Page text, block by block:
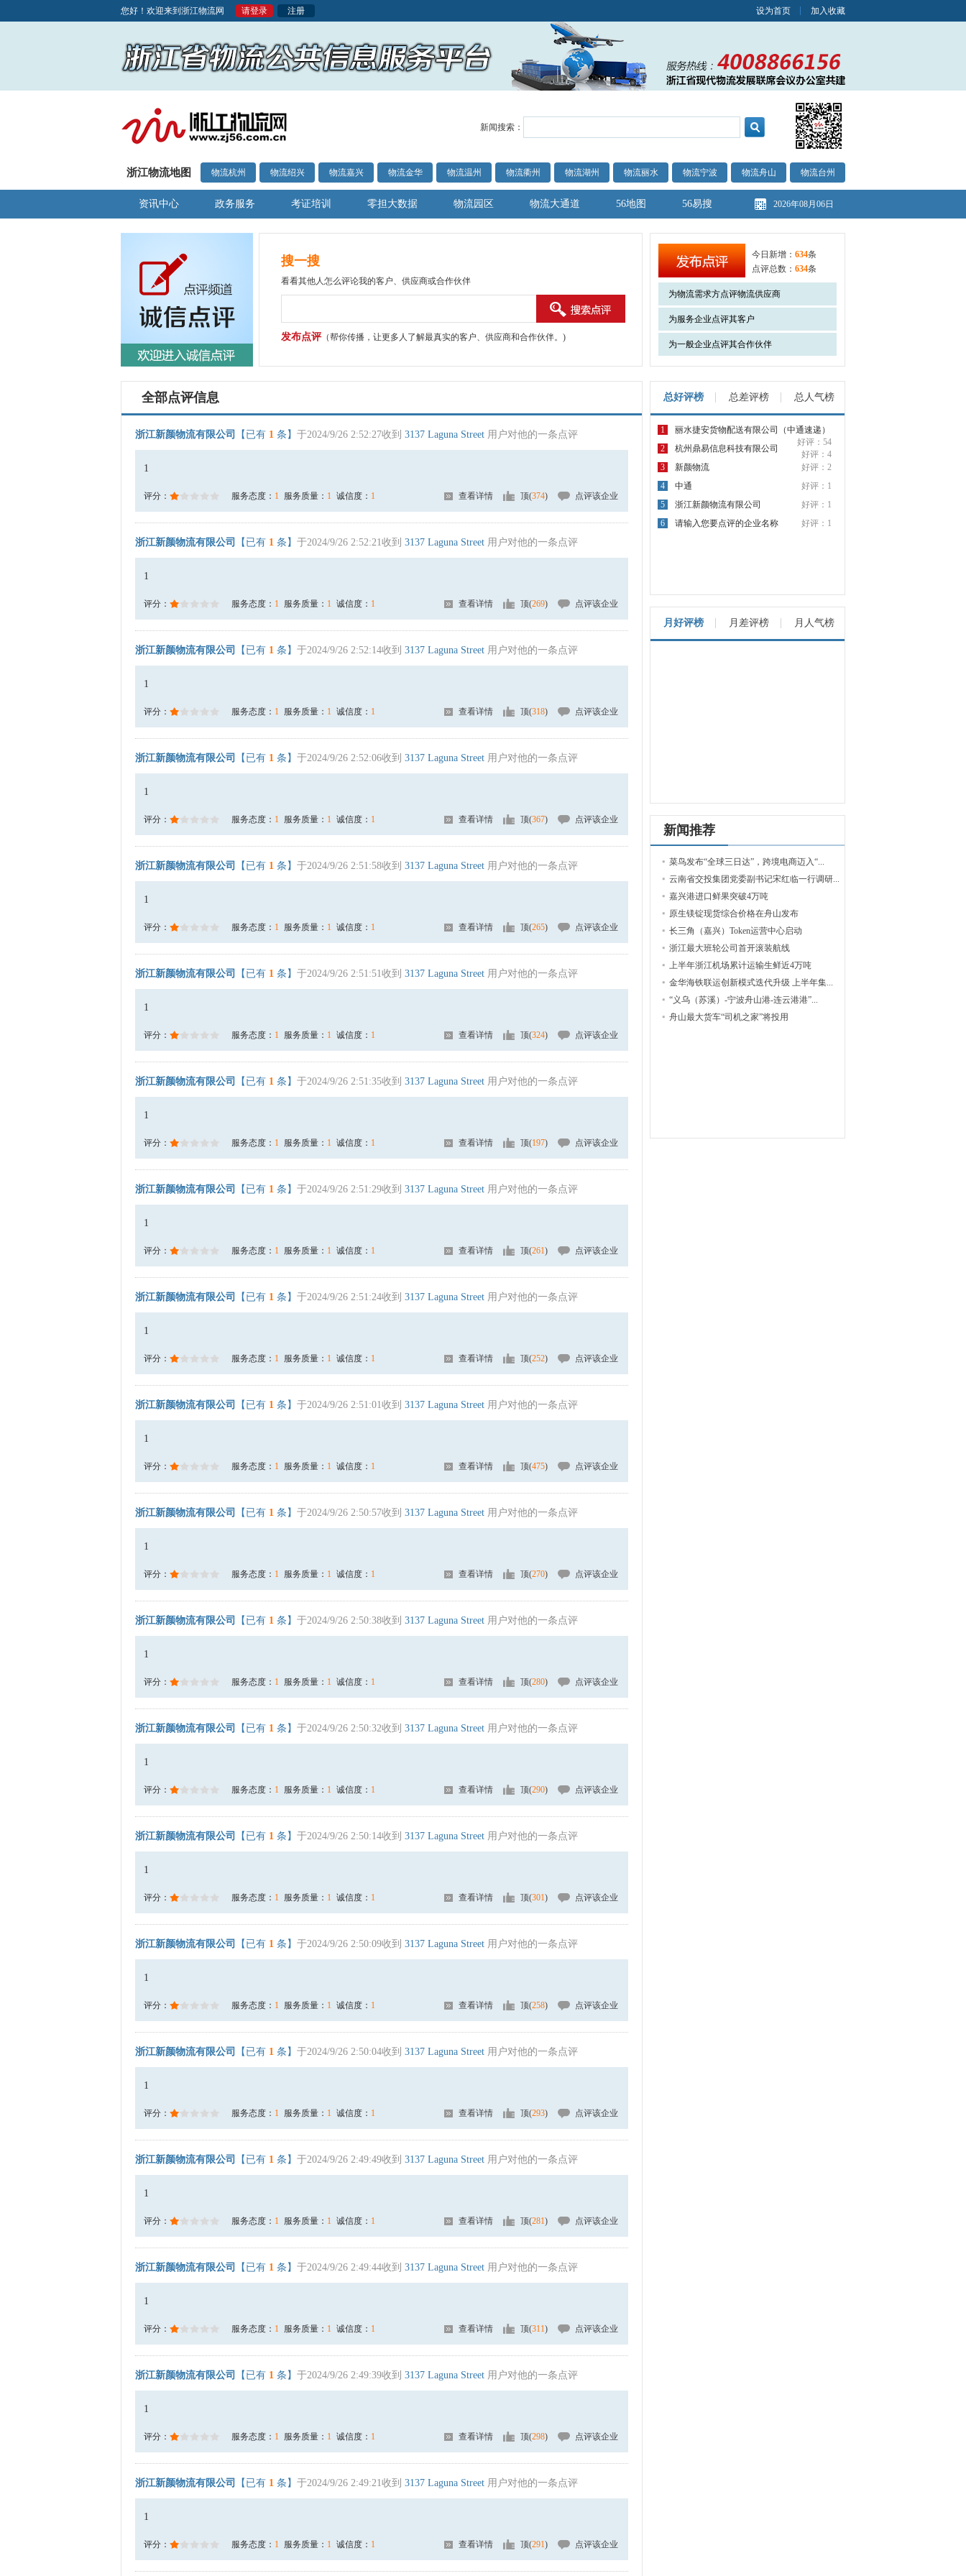
您好！欢迎来到浙江物流网 请登录 注册 设为首页 加入收藏
新闻搜索：
浙江物流地图 物流杭州 物流绍兴 物流嘉兴 物流金华 物流温州 物流衢州 物流湖州 物流丽水 物流宁波 物流舟山 物流台州
资讯中心 政务服务 考证培训 零担大数据 物流园区 物流大通道 56地图 56易搜 2026年08月06日
搜一搜
看看其他人怎么评论我的客户、供应商或合作伙伴
发布点评（帮你传播，让更多人了解最真实的客户、供应商和合作伙伴。)
今日新增： 634条
点评总数： 634条
为物流需求方点评物流供应商
为服务企业点评其客户
为一般企业点评其合作伙伴
全部点评信息
浙江新颜物流有限公司 【已有 1 条】 于2024/9/26 2:52:27收到 3137 Laguna Street 用户对他的一条点评
1
评分： 服务态度： 1 服务质量： 1 诚信度： 1 查看详情 顶(374) 点评该企业
浙江新颜物流有限公司 【已有 1 条】 于2024/9/26 2:52:21收到 3137 Laguna Street 用户对他的一条点评
1
评分： 服务态度： 1 服务质量： 1 诚信度： 1 查看详情 顶(269) 点评该企业
浙江新颜物流有限公司 【已有 1 条】 于2024/9/26 2:52:14收到 3137 Laguna Street 用户对他的一条点评
1
评分： 服务态度： 1 服务质量： 1 诚信度： 1 查看详情 顶(318) 点评该企业
浙江新颜物流有限公司 【已有 1 条】 于2024/9/26 2:52:06收到 3137 Laguna Street 用户对他的一条点评
1
评分： 服务态度： 1 服务质量： 1 诚信度： 1 查看详情 顶(367) 点评该企业
浙江新颜物流有限公司 【已有 1 条】 于2024/9/26 2:51:58收到 3137 Laguna Street 用户对他的一条点评
1
评分： 服务态度： 1 服务质量： 1 诚信度： 1 查看详情 顶(265) 点评该企业
浙江新颜物流有限公司 【已有 1 条】 于2024/9/26 2:51:51收到 3137 Laguna Street 用户对他的一条点评
1
评分： 服务态度： 1 服务质量： 1 诚信度： 1 查看详情 顶(324) 点评该企业
浙江新颜物流有限公司 【已有 1 条】 于2024/9/26 2:51:35收到 3137 Laguna Street 用户对他的一条点评
1
评分： 服务态度： 1 服务质量： 1 诚信度： 1 查看详情 顶(197) 点评该企业
浙江新颜物流有限公司 【已有 1 条】 于2024/9/26 2:51:29收到 3137 Laguna Street 用户对他的一条点评
1
评分： 服务态度： 1 服务质量： 1 诚信度： 1 查看详情 顶(261) 点评该企业
浙江新颜物流有限公司 【已有 1 条】 于2024/9/26 2:51:24收到 3137 Laguna Street 用户对他的一条点评
1
评分： 服务态度： 1 服务质量： 1 诚信度： 1 查看详情 顶(252) 点评该企业
浙江新颜物流有限公司 【已有 1 条】 于2024/9/26 2:51:01收到 3137 Laguna Street 用户对他的一条点评
1
评分： 服务态度： 1 服务质量： 1 诚信度： 1 查看详情 顶(475) 点评该企业
浙江新颜物流有限公司 【已有 1 条】 于2024/9/26 2:50:57收到 3137 Laguna Street 用户对他的一条点评
1
评分： 服务态度： 1 服务质量： 1 诚信度： 1 查看详情 顶(270) 点评该企业
浙江新颜物流有限公司 【已有 1 条】 于2024/9/26 2:50:38收到 3137 Laguna Street 用户对他的一条点评
1
评分： 服务态度： 1 服务质量： 1 诚信度： 1 查看详情 顶(280) 点评该企业
浙江新颜物流有限公司 【已有 1 条】 于2024/9/26 2:50:32收到 3137 Laguna Street 用户对他的一条点评
1
评分： 服务态度： 1 服务质量： 1 诚信度： 1 查看详情 顶(290) 点评该企业
浙江新颜物流有限公司 【已有 1 条】 于2024/9/26 2:50:14收到 3137 Laguna Street 用户对他的一条点评
1
评分： 服务态度： 1 服务质量： 1 诚信度： 1 查看详情 顶(301) 点评该企业
浙江新颜物流有限公司 【已有 1 条】 于2024/9/26 2:50:09收到 3137 Laguna Street 用户对他的一条点评
1
评分： 服务态度： 1 服务质量： 1 诚信度： 1 查看详情 顶(258) 点评该企业
浙江新颜物流有限公司 【已有 1 条】 于2024/9/26 2:50:04收到 3137 Laguna Street 用户对他的一条点评
1
评分： 服务态度： 1 服务质量： 1 诚信度： 1 查看详情 顶(293) 点评该企业
浙江新颜物流有限公司 【已有 1 条】 于2024/9/26 2:49:49收到 3137 Laguna Street 用户对他的一条点评
1
评分： 服务态度： 1 服务质量： 1 诚信度： 1 查看详情 顶(281) 点评该企业
浙江新颜物流有限公司 【已有 1 条】 于2024/9/26 2:49:44收到 3137 Laguna Street 用户对他的一条点评
1
评分： 服务态度： 1 服务质量： 1 诚信度： 1 查看详情 顶(311) 点评该企业
浙江新颜物流有限公司 【已有 1 条】 于2024/9/26 2:49:39收到 3137 Laguna Street 用户对他的一条点评
1
评分： 服务态度： 1 服务质量： 1 诚信度： 1 查看详情 顶(298) 点评该企业
浙江新颜物流有限公司 【已有 1 条】 于2024/9/26 2:49:21收到 3137 Laguna Street 用户对他的一条点评
1
评分： 服务态度： 1 服务质量： 1 诚信度： 1 查看详情 顶(291) 点评该企业
总好评榜 总差评榜 总人气榜
1
丽水捷安货物配送有限公司（中通速递）
好评：54
2 杭州鼎易信息科技有限公司
好评：4
3
新颜物流
好评：2
4
中通
好评：1
5
浙江新颜物流有限公司
好评：1
6
请输入您要点评的企业名称 好评：1
月好评榜 月差评榜 月人气榜
新闻推荐
菜鸟发布“全球三日达”，跨境电商迈入“...
云南省交投集团党委副书记宋红临一行调研...
嘉兴港进口鲜果突破4万吨
原生镁锭现货综合价格在舟山发布
长三角（嘉兴）Token运营中心启动
浙江最大班轮公司首开滚装航线
上半年浙江机场累计运输生鲜近4万吨
金华海铁联运创新模式迭代升级 上半年集...
“义乌（苏溪）-宁波舟山港-连云港港”...
舟山最大货车“司机之家”将投用